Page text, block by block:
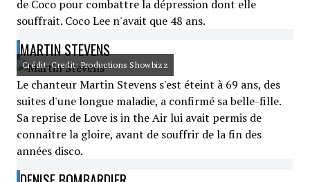
de Coco pour combattre la dépression dont elle
souffrait. Coco Lee n'avait que 48 ans.
MARTIN STEVENS
Crédit: Credit: Productions Showbizz
Le chanteur Martin Stevens s'est éteint à 69 ans, des
suites d'une longue maladie, a confirmé sa belle-fille.
Sa reprise de Love is in the Air lui avait permis de
connaître la gloire, avant de souffrir de la fin des
années disco.